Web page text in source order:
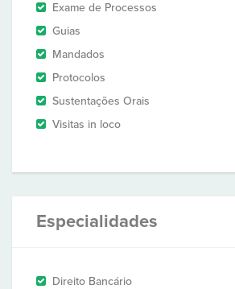
Exame de Processos
Guias
Mandados
Protocolos
Sustentações Orais
Visitas in loco
Especialidades
Direito Bancário